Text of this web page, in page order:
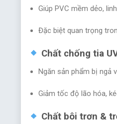
Giúp PVC mềm dẻo,
Đặc biệt quan trọng
Chất chống tia
Ngăn sản phẩm bị ngả
Giảm tốc độ lão hóa,
Chất bôi trơn &